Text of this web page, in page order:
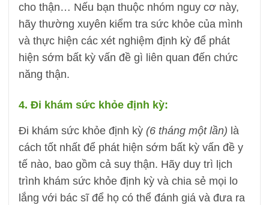
cho thận… Nếu bạn thuộc nhóm nguy cơ này,
hãy thường xuyên kiểm tra sức khỏe của mình
và thực hiện các xét nghiệm định kỳ để phát
hiện sớm bất kỳ vấn đề gì liên quan đến chức
năng thận.
4. Đi khám sức khỏe định kỳ:
Đi khám sức khỏe định kỳ (6 tháng một lần) là
cách tốt nhất để phát hiện sớm bất kỳ vấn đề y
tế nào, bao gồm cả suy thận. Hãy duy trì lịch
trình khám sức khỏe định kỳ và chia sẻ mọi lo
lắng với bác sĩ để họ có thể đánh giá và đưa ra